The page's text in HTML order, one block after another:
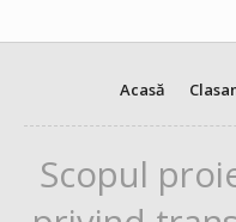
Acasă
Scopul